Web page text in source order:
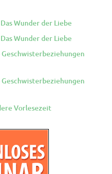
Wunder der Liebe
Wunder der Liebe
Vorlesezeit